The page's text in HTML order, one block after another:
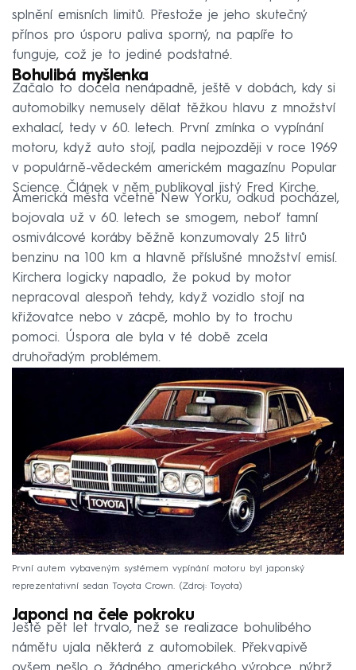
splnění emisních limitů. Přestože je jeho skutečný
přínos pro úsporu paliva sporný, na papíře to
funguje, což je to jediné podstatné.
Bohulibá myšlenka
Začalo to docela nenápadně, ještě v dobách, kdy si
automobilky nemusely dělat těžkou hlavu z množství
exhalací, tedy v 60. letech. První zmínka o vypínání
motoru, když auto stojí, padla nejpozději v roce 1969
v populárně-vědeckém americkém magazínu Popular
Science. Článek v něm publikoval jistý Fred Kirche.
Americká města včetně New Yorku, odkud pocházel,
bojovala už v 60. letech se smogem, neboť tamní
osmiválcové koráby běžně konzumovaly 25 litrů
benzinu na 100 km a hlavně příslušné množství emisí.
Kirchera logicky napadlo, že pokud by motor
nepracoval alespoň tehdy, když vozidlo stojí na
křižovatce nebo v zácpě, mohlo by to trochu
pomoci. Úspora ale byla v té době zcela
druhořadým problémem.
První autem vybaveným systémem vypínání motoru byl japonský
reprezentativní sedan Toyota Crown.
Zdroj: Toyota
Japonci na čele pokroku
Ještě pět let trvalo, než se realizace bohulibého
námětu ujala některá z automobilek. Překvapivě